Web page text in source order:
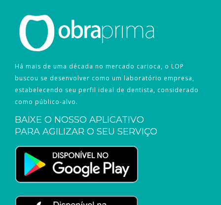
Há mais de uma década no mercado carioca, o LOP
buscou se desenvolver como um laboratório empresa,
estabelecendo seu perfil ideal de dentista, considerado
como público-alvo.
BAIXE O NOSSO APLICATIVO
PARA AGILIZAR O SEU SERVIÇO